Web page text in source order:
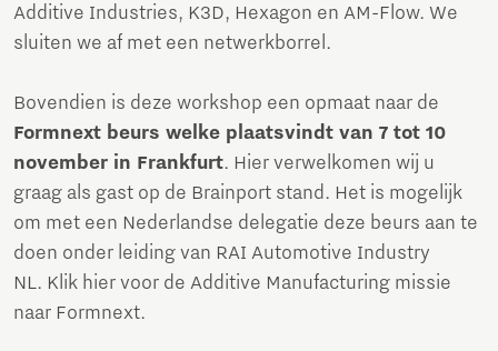
Additive Industries, K3D, Hexagon en AM-Flow. We
sluiten we af met een netwerkborrel.
Bovendien is deze workshop een opmaat naar de
Formnext beurs welke plaatsvindt van 7 tot 10
november in Frankfurt. Hier verwelkomen wij u
graag als gast op de Brainport stand. Het is mogelijk
om met een Nederlandse delegatie deze beurs aan te
doen onder leiding van RAI Automotive Industry
NL. Klik hier voor de Additive Manufacturing missie
naar Formnext.